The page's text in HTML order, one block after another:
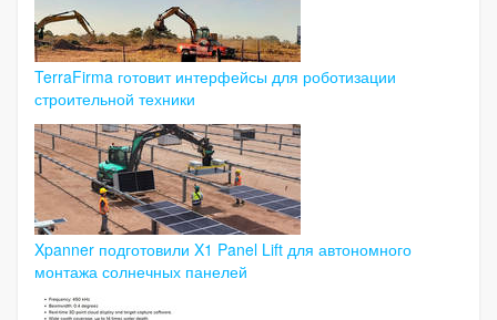
TerraFirma готовит интерфейсы для роботизации
строительной техники
Xpanner подготовили X1 Panel Lift для автономного
монтажа солнечных панелей